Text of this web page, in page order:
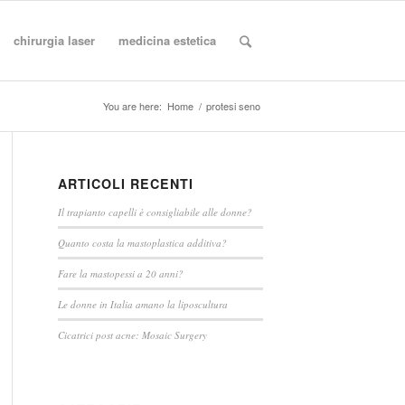
chirurgia laser medicina estetica
You are here: Home / protesi seno
ARTICOLI RECENTI
Il trapianto capelli è consigliabile alle donne?
Quanto costa la mastoplastica additiva?
Fare la mastopessi a 20 anni?
Le donne in Italia amano la liposcultura
Cicatrici post acne: Mosaic Surgery